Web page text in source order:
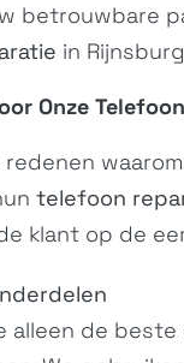
betrouwbare
in
Onze
redenen
telefoon
klant op de
alleen de